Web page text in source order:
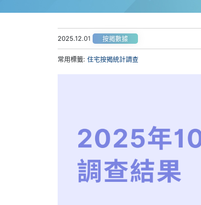
2025.12.01 按揭數據
常用標籤: 住宅按揭統計調查